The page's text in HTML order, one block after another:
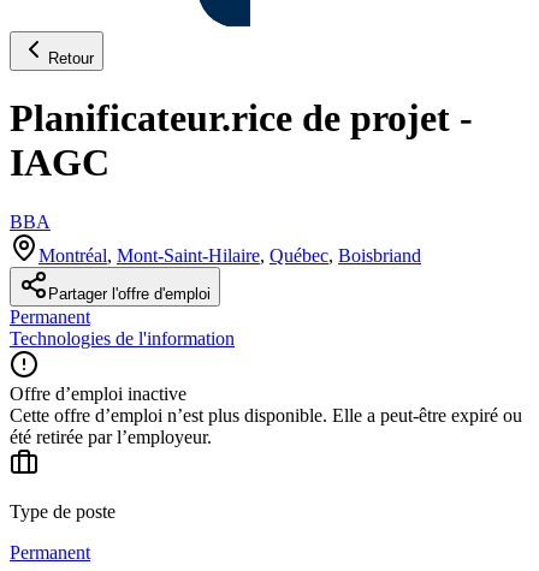
Retour
Planificateur.rice de projet -
IAGC
BBA
Montréal, Mont-Saint-Hilaire, Québec, Boisbriand
Partager l'offre d'emploi
Permanent
Technologies de l'information
Offre d’emploi inactive
Cette offre d’emploi n’est plus disponible. Elle a peut-être expiré ou
été retirée par l’employeur.
Type de poste
Permanent